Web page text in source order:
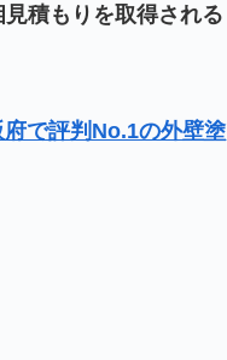
積もりを取得される
府で評判No.1の外壁塗